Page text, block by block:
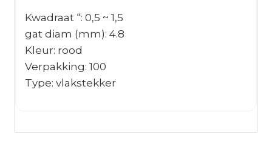
Kwadraat “: 0,5 ~ 1,5
gat diam (mm): 4.8
Kleur: rood
Verpakking: 100
Type: vlakstekker